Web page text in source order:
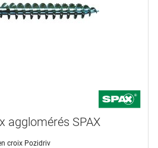
agglomérés SPAX
croix Pozidriv